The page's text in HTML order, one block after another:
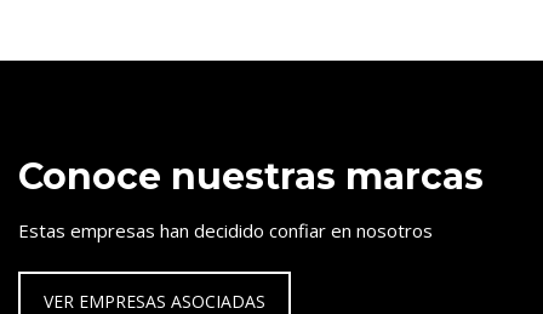
Conoce nuestras marcas
Estas empresas han decidido confiar en nosotros
VER EMPRESAS ASOCIADAS